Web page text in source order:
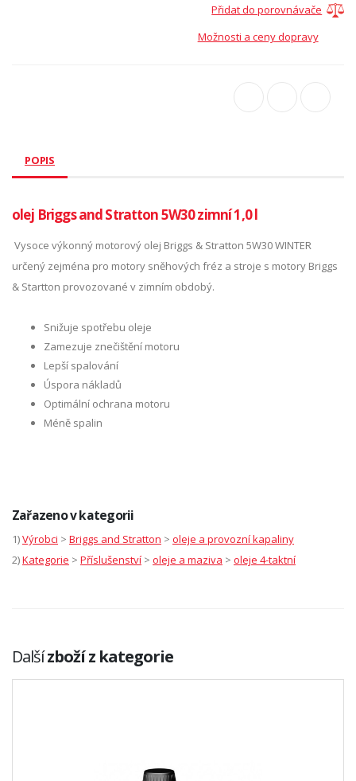
Přidat do porovnávače
Možnosti a ceny dopravy
POPIS
olej Briggs and Stratton 5W30 zimní 1,0 l
Vysoce výkonný motorový olej Briggs & Stratton 5W30 WINTER
určený zejména pro motory sněhových fréz a stroje s motory Briggs
& Startton provozované v zimním obdobý.
Snižuje spotřebu oleje
Zamezuje znečištění motoru
Lepší spalování
Úspora nákladů
Optimální ochrana motoru
Méně spalin
Zařazeno v kategorii
1)Výrobci > Briggs and Stratton > oleje a provozní kapaliny
2)Kategorie > Příslušenství > oleje a maziva > oleje 4-taktní
Dalšízboží z kategorie